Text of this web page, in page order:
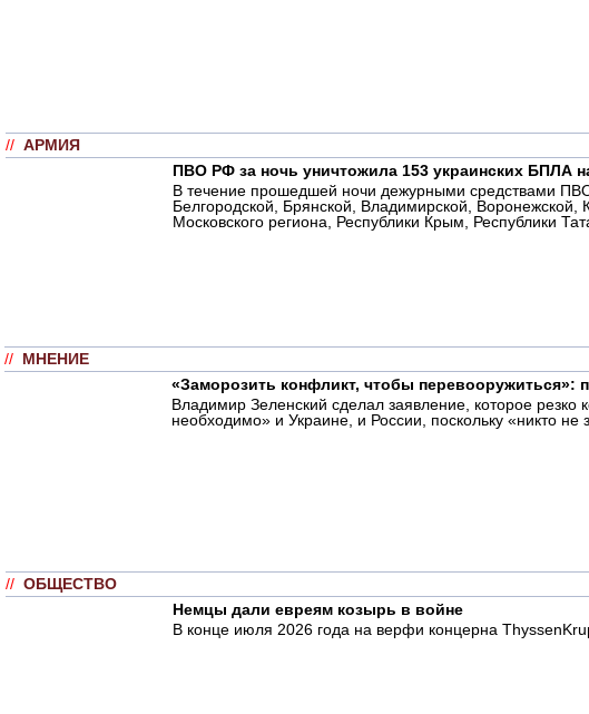
// АРМИЯ
ПВО РФ за ночь уничтожила 153 украинских БПЛА
В течение прошедшей ночи дежурными средствами
Белгородской, Брянской, Владимирской, Воронежской,
Московского региона, Республики Крым, Республики
// МНЕНИЕ
«Заморозить конфликт, чтобы
Владимир Зеленский сделал заявление, которое
необходимо» и Украине, и России, поскольку «никто не
// ОБЩЕСТВО
Немцы дали евреям козырь в войне
В конце июля 2026 года на верфи концерна